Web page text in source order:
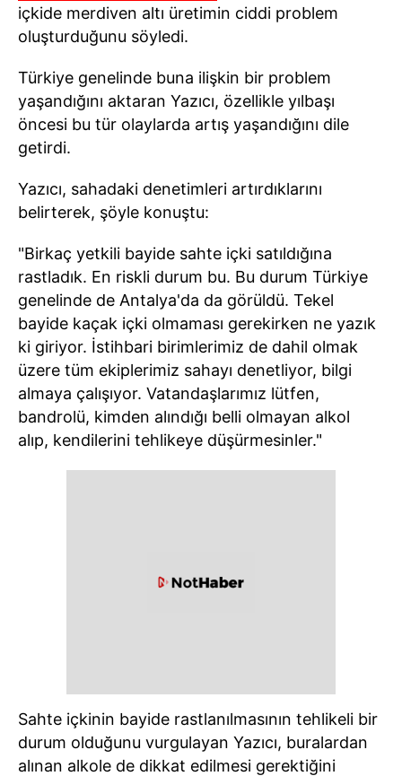
içkide merdiven altı üretimin ciddi problem
oluşturduğunu söyledi.
Türkiye genelinde buna ilişkin bir problem
yaşandığını aktaran Yazıcı, özellikle yılbaşı
öncesi bu tür olaylarda artış yaşandığını dile
getirdi.
Yazıcı, sahadaki denetimleri artırdıklarını
belirterek, şöyle konuştu:
"Birkaç yetkili bayide sahte içki satıldığına
rastladık. En riskli durum bu. Bu durum Türkiye
genelinde de Antalya'da da görüldü. Tekel
bayide kaçak içki olmaması gerekirken ne yazık
ki giriyor. İstihbari birimlerimiz de dahil olmak
üzere tüm ekiplerimiz sahayı denetliyor, bilgi
almaya çalışıyor. Vatandaşlarımız lütfen,
bandrolü, kimden alındığı belli olmayan alkol
alıp, kendilerini tehlikeye düşürmesinler."
Sahte içkinin bayide rastlanılmasının tehlikeli bir
durum olduğunu vurgulayan Yazıcı, buralardan
alınan alkole de dikkat edilmesi gerektiğini